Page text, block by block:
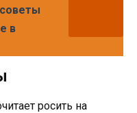
в
росить на